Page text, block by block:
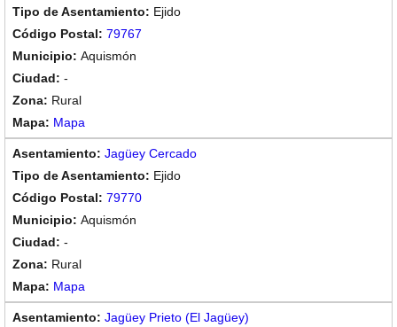
Ejido
79767
Aquismón
-
Rural
Mapa
Jagüey Cercado
Ejido
79770
Aquismón
-
Rural
Mapa
Jagüey Prieto (El Jagüey)